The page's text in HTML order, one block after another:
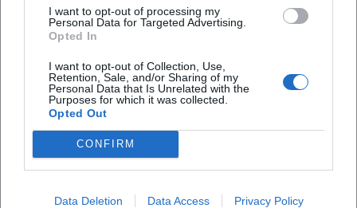
I want to opt-out of processing my
Personal Data for Targeted Advertising.
Opted In
I want to opt-out of Collection, Use,
Retention, Sale, and/or Sharing of my
Personal Data that Is Unrelated with the
Purposes for which it was collected.
Opted Out
CONFIRM
Data Deletion Data Access Privacy Policy
Wann findet die Vernissage statt?
Wie lange ist die Ausstellung zu sehen?
Ist der Eintritt kostenlos?